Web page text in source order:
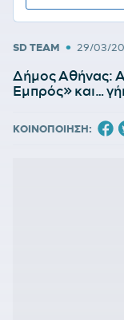
SD TEAM • 29/03/
Δήμος Αθήνας:
Εμπρός» και…
ΚΟΙΝΟΠΟΙΗΣΗ: